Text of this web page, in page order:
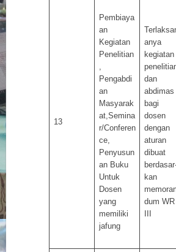
13
Pembiaya
an
Kegiatan
Penelitian
,
Pengabdi
an
Masyarak
at,Semina
r/Conferen
ce,
Penyusun
an Buku
Untuk
Dosen
yang
memiliki
jafung
anya
kegiatan
dan
abdimas
bagi
dosen
dengan
aturan
dibuat
kan
dum WR